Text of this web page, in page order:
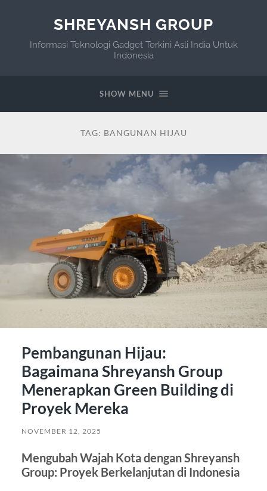
SHREYANSH GROUP
Informasi Teknologi Gadget Terkini Asli India Untuk
Indonesia
SHOW MENU
TAG: BANGUNAN HIJAU
Pembangunan Hijau:
Bagaimana Shreyansh Group
Menerapkan Green Building di
Proyek Mereka
NOVEMBER 12, 2025
Mengubah Wajah Kota dengan Shreyansh
Group: Proyek Berkelanjutan di Indonesia